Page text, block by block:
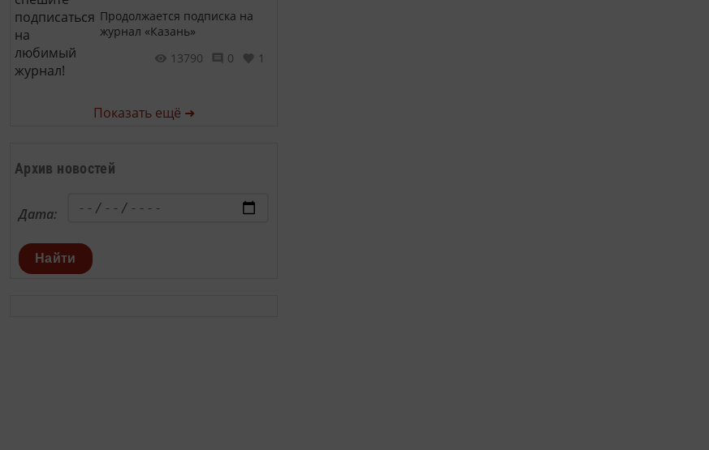
Продолжается подписка на
журнал «Казань»
13790
0 1
Показать ещё ➜
Архив новостей
Дата:
Найти